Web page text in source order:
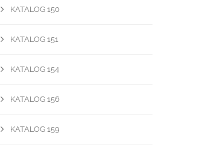
KATALOG 150
KATALOG 151
KATALOG 154
KATALOG 156
KATALOG 159